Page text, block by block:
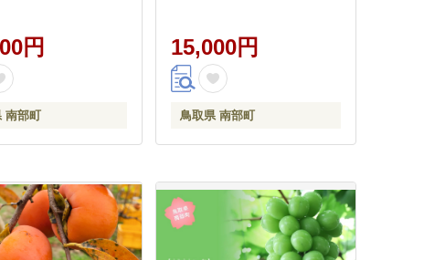
円
南部町
15,000円
鳥取県 南部町